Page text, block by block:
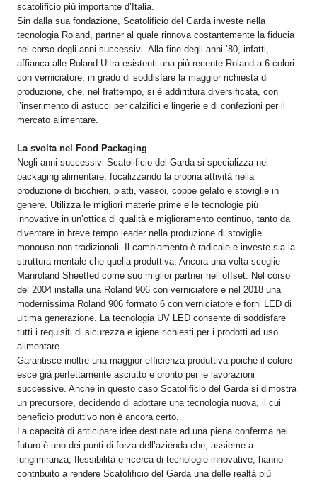
scatolificio più importante d’Italia.
Sin dalla sua fondazione, Scatolificio del Garda investe nella
tecnologia Roland, partner al quale rinnova costantemente la fiducia
nel corso degli anni successivi. Alla fine degli anni ’80, infatti,
affianca alle Roland Ultra esistenti una più recente Roland a 6 colori
con verniciatore, in grado di soddisfare la maggior richiesta di
produzione, che, nel frattempo, si è addirittura diversificata, con
l’inserimento di astucci per calzifici e lingerie e di confezioni per il
mercato alimentare.
La svolta nel Food Packaging
Negli anni successivi Scatolificio del Garda si specializza nel
packaging alimentare, focalizzando la propria attività nella
produzione di bicchieri, piatti, vassoi, coppe gelato e stoviglie in
genere. Utilizza le migliori materie prime e le tecnologie più
innovative in un’ottica di qualità e miglioramento continuo, tanto da
diventare in breve tempo leader nella produzione di stoviglie
monouso non tradizionali. Il cambiamento è radicale e investe sia la
struttura mentale che quella produttiva. Ancora una volta sceglie
Manroland Sheetfed come suo miglior partner nell’offset. Nel corso
del 2004 installa una Roland 906 con verniciatore e nel 2018 una
modernissima Roland 906 formato 6 con verniciatore e forni LED di
ultima generazione. La tecnologia UV LED consente di soddisfare
tutti i requisiti di sicurezza e igiene richiesti per i prodotti ad uso
alimentare.
Garantisce inoltre una maggior efficienza produttiva poiché il colore
esce già perfettamente asciutto e pronto per le lavorazioni
successive. Anche in questo caso Scatolificio del Garda si dimostra
un precursore, decidendo di adottare una tecnologia nuova, il cui
beneficio produttivo non è ancora certo.
La capacità di anticipare idee destinate ad una piena conferma nel
futuro è uno dei punti di forza dell’azienda che, assieme a
lungimiranza, flessibilità e ricerca di tecnologie innovative, hanno
contribuito a rendere Scatolificio del Garda una delle realtà più